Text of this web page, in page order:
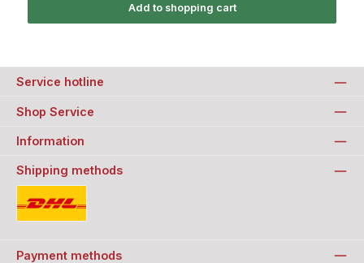
Add to shopping cart
Service hotline
Shop Service
Information
Shipping methods
Payment methods